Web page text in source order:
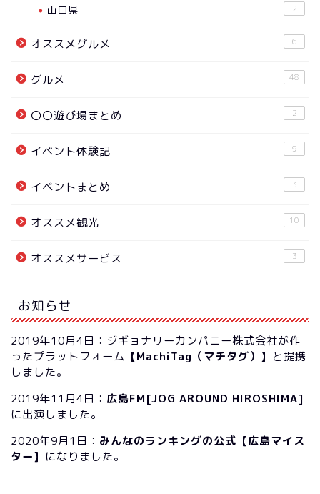
山口県 2
オススメグルメ 6
グルメ 48
〇〇遊び場まとめ 2
イベント体験記 9
イベントまとめ 3
オススメ観光 10
オススメサービス 3
お知らせ
2019年10月4日：ジギョナリーカンパニー株式会社が作
ったプラットフォーム 【MachiTag（マチタグ）】 と提携
しました。
2019年11月4日： 広島FM[JOG AROUND HIROSHIMA]
に出演しました。
2020年9月1日： みんなのランキングの公式【広島マイス
ター】 になりました。